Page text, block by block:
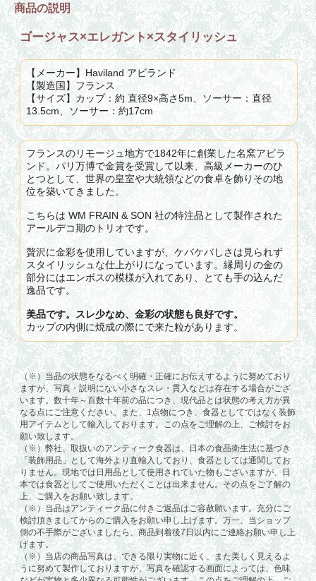
商品の説明
ゴージャス×エレガント×スタイリッシュ
【メーカー】Haviland アビランド
【製造国】フランス
【サイズ】カップ：約 直径9×高さ5m、ソーサー：直径
13.5cm、ソーサー：約17cm
フランスのリモージュ地方で1842年に創業した名窯アビラ
ンド。パリ万博で金賞を受賞して以来、高級メーカーのひ
とつとして、世界の皇室や大統領などの食卓を飾りその地
位を築いてきました。
こちらは WM FRAIN & SON 社の特注品として製作された
アールデコ期のトリオです。
贅沢に金彩を使用していますが、ケバケバしさは見られず
スタイリッシュな仕上がりになっています。縁周りの金の
部分にはエンボスの模様が入れてあり、とても手の込んだ
逸品です。
美品です。スレ少なめ、金彩の状態も良好です。
カップの内側に焼成の際にで来た粒があります。